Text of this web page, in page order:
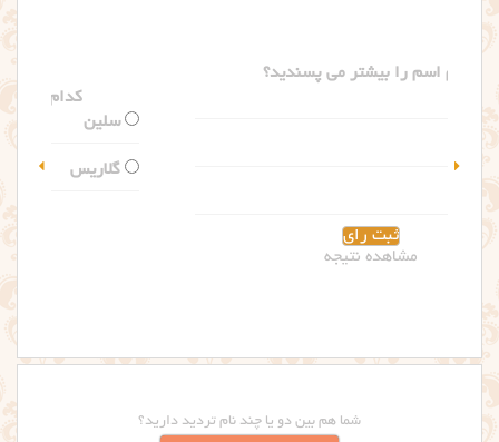
شما هم بین دو یا چند نام تردید دارید؟